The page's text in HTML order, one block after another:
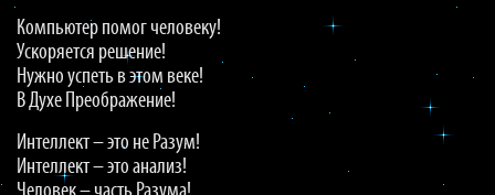
Компьютер помог человеку!
Ускоряется решение!
Нужно успеть в этом веке!
В Духе Преображение!
Интеллект – это не Разум!
Интеллект – это анализ!